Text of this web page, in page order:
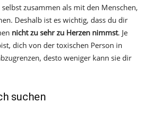
zusammen als mit den Menschen,
Deshalb ist es wichtig, dass du dir
nicht zu sehr zu Herzen nimmst. Je
dich von der toxischen Person in
desto weniger kann sie dir
suchen